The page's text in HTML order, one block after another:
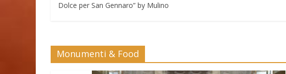
Dolce per San Gennaro” by Mulino
Monumenti & Food